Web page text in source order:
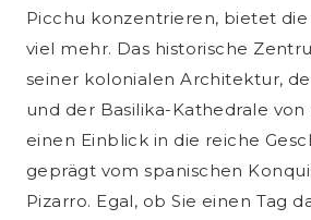
Picchu konzentrieren, bietet
viel mehr. Das historische
seiner kolonialen Architektur,
und der Basilika-Kathedrale
einen Einblick in die reiche
geprägt vom spanischen
Pizarro. Egal, ob Sie einen Tag